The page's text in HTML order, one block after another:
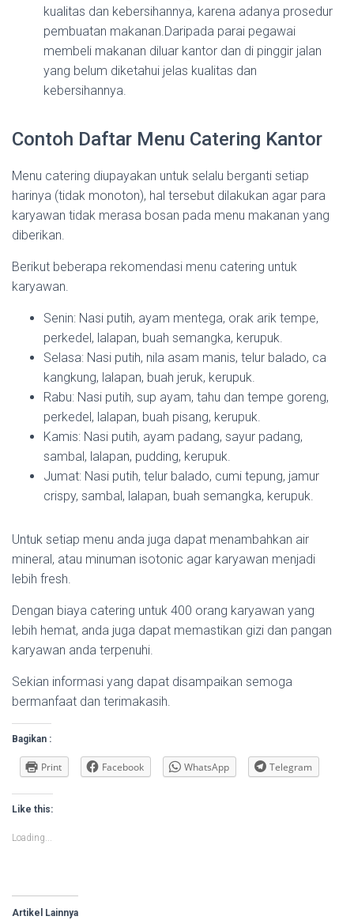
kualitas dan kebersihannya, karena adanya prosedur
pembuatan makanan.Daripada parai pegawai
membeli makanan diluar kantor dan di pinggir jalan
yang belum diketahui jelas kualitas dan
kebersihannya.
Contoh Daftar Menu Catering Kantor
Menu catering diupayakan untuk selalu berganti setiap
harinya (tidak monoton), hal tersebut dilakukan agar para
karyawan tidak merasa bosan pada menu makanan yang
diberikan.
Berikut beberapa rekomendasi menu catering untuk
karyawan.
Senin: Nasi putih, ayam mentega, orak arik tempe,
perkedel, lalapan, buah semangka, kerupuk.
Selasa: Nasi putih, nila asam manis, telur balado, ca
kangkung, lalapan, buah jeruk, kerupuk.
Rabu: Nasi putih, sup ayam, tahu dan tempe goreng,
perkedel, lalapan, buah pisang, kerupuk.
Kamis: Nasi putih, ayam padang, sayur padang,
sambal, lalapan, pudding, kerupuk.
Jumat: Nasi putih, telur balado, cumi tepung, jamur
crispy, sambal, lalapan, buah semangka, kerupuk.
Untuk setiap menu anda juga dapat menambahkan air
mineral, atau minuman isotonic agar karyawan menjadi
lebih fresh.
Dengan biaya catering untuk 400 orang karyawan yang
lebih hemat, anda juga dapat memastikan gizi dan pangan
karyawan anda terpenuhi.
Sekian informasi yang dapat disampaikan semoga
bermanfaat dan terimakasih.
Bagikan :
Print Facebook WhatsApp Telegram
Like this:
Loading...
Artikel Lainnya